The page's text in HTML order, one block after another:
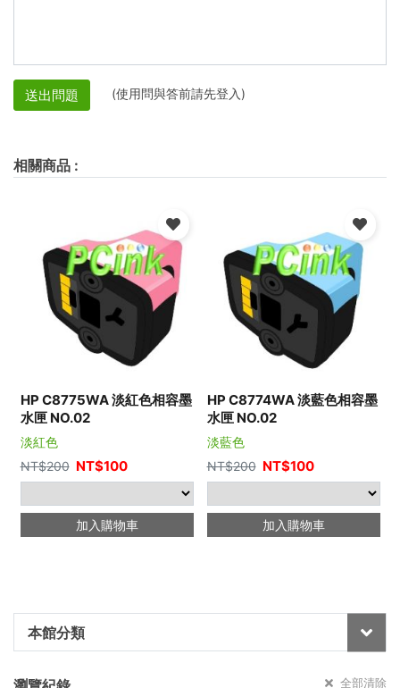
本館分類
全部清除
送出問題 (使用問與答前請先登入)
相關商品 :
HP C8775WA 淡紅色相容墨
水匣 NO.02
淡紅色
NT$200 NT$100
加入購物車
HP C8774WA 淡藍色相容墨
水匣 NO.02
淡藍色
NT$200 NT$100
加入購物車